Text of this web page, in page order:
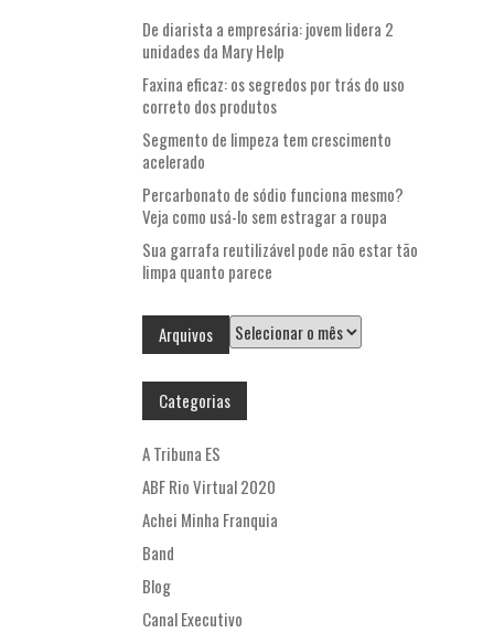
De diarista a empresária: jovem lidera 2
unidades da Mary Help
Faxina eficaz: os segredos por trás do uso
correto dos produtos
Segmento de limpeza tem crescimento
acelerado
Percarbonato de sódio funciona mesmo?
Veja como usá-lo sem estragar a roupa
Sua garrafa reutilizável pode não estar tão
limpa quanto parece
Arquivos Arquivos
Categorias
A Tribuna ES
ABF Rio Virtual 2020
Achei Minha Franquia
Band
Blog
Canal Executivo